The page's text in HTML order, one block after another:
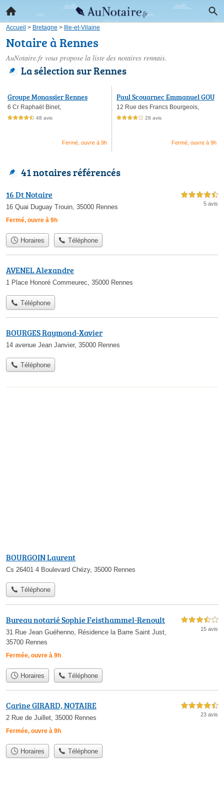
Accueil > Bretagne > Ille-et-Vilaine
Notaire à Rennes
AuNotaire.fr vous propose la liste des notaires rennais.
La sélection sur Rennes
Groupe Monassier Rennes
6 Cr Raphaël Binet,
4,5 étoiles sur 5 48 avis
Fermé, ouvre à 9h
Paul Scouarnec Emmanuel GOU
RS
12 Rue des Francs Bourgeois,
4,0 étoiles sur 5 28 avis
Fermé, ouvre à 9h
41 notaires référencés
16 Dt Notaire
16 Quai Duguay Trouin, 35000 Rennes
Fermé, ouvre à 9h
4,5 étoiles sur 5
5 avis
Horaires Téléphone
AVENEL Alexandre
1 Place Honoré Commeurec, 35000 Rennes
Téléphone
BOURGES Raymond-Xavier
14 avenue Jean Janvier, 35000 Rennes
Téléphone
BOURGOIN Laurent
Cs 26401 4 Boulevard Chézy, 35000 Rennes
Téléphone
Bureau notarié Sophie Feisthammel-Renoult
31 Rue Jean Guéhenno, Résidence la Barre Saint Just,
35700 Rennes
Fermée, ouvre à 9h
3,5 étoiles sur 5
15 avis
Horaires Téléphone
Carine GIRARD, NOTAIRE
2 Rue de Juillet, 35000 Rennes
Fermée, ouvre à 9h
4,5 étoiles sur 5
23 avis
Horaires Téléphone